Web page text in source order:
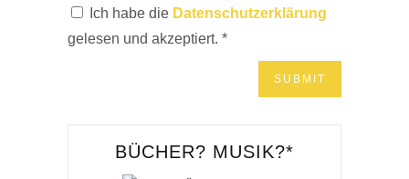
Ich habe die Datenschutzerklärung
gelesen und akzeptiert. *
BÜCHER? MUSIK?*